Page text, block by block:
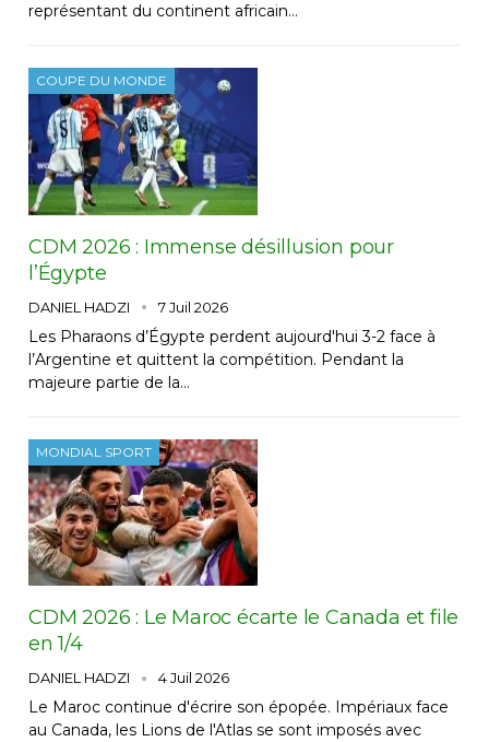
représentant du continent africain…
COUPE DU MONDE
CDM 2026 : Immense désillusion pour
l’Égypte
DANIEL HADZI 7 Juil 2026
Les Pharaons d’Égypte perdent aujourd'hui 3-2 face à
l’Argentine et quittent la compétition. Pendant la
majeure partie de la…
MONDIAL SPORT
CDM 2026 : Le Maroc écarte le Canada et file
en 1/4
DANIEL HADZI 4 Juil 2026
Le Maroc continue d'écrire son épopée. Impériaux face
au Canada, les Lions de l'Atlas se sont imposés avec